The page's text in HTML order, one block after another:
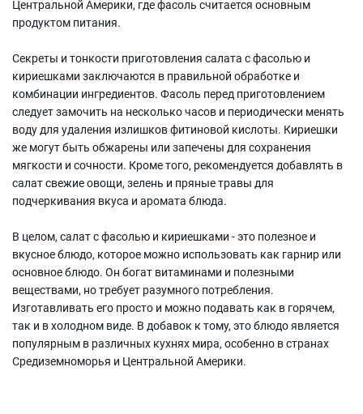
Центральной Америки, где фасоль считается основным
продуктом питания.
Секреты и тонкости приготовления салата с фасолью и
кириешками заключаются в правильной обработке и
комбинации ингредиентов. Фасоль перед приготовлением
следует замочить на несколько часов и периодически менять
воду для удаления излишков фитиновой кислоты. Кириешки
же могут быть обжарены или запечены для сохранения
мягкости и сочности. Кроме того, рекомендуется добавлять в
салат свежие овощи, зелень и пряные травы для
подчеркивания вкуса и аромата блюда.
В целом, салат с фасолью и кириешками - это полезное и
вкусное блюдо, которое можно использовать как гарнир или
основное блюдо. Он богат витаминами и полезными
веществами, но требует разумного потребления.
Изготавливать его просто и можно подавать как в горячем,
так и в холодном виде. В добавок к тому, это блюдо является
популярным в различных кухнях мира, особенно в странах
Средиземноморья и Центральной Америки.